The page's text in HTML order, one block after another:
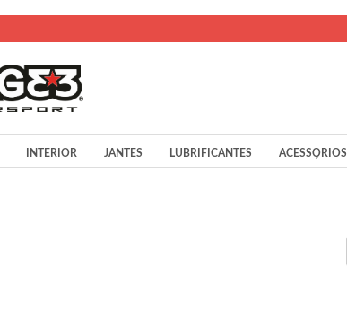
INTERIOR JANTES LUBRIFICANTES ACESSÓRIOS